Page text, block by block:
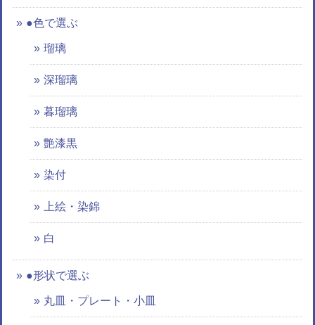
●色で選ぶ
瑠璃
深瑠璃
暮瑠璃
艶漆黒
染付
上絵・染錦
白
●形状で選ぶ
丸皿・プレート・小皿